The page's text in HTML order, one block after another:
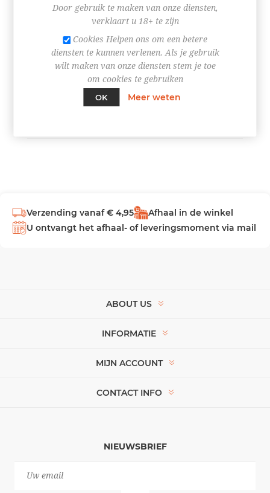
+
-
BESTEL NU!
Verzending vanaf € 4,95
Afhaal in de winkel
U ontvangt het afhaal- of leveringsmoment via mail
ABOUT US
INFORMATIE
MIJN ACCOUNT
CONTACT INFO
NIEUWSBRIEF
Door gebruik te maken van onze diensten,
verklaart u 18+ te zijn
Cookies Helpen ons om een betere
diensten te kunnen verlenen. Als je gebruik
wilt maken van onze diensten stem je toe
om cookies te gebruiken
OK
Meer weten